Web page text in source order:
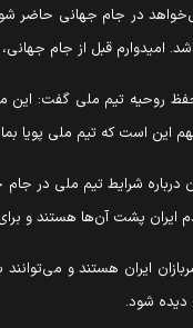
در جام جهانی حاضر
امیدوارم قبل از جام
روحیه تیم ملی گفت: این
این است که تیم ملی پویا
درباره شرایط تیم ملی در
ایران پشت آن‌ها هستند و
ایران هستند و
دیده شود.